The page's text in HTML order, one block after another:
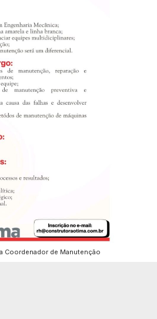
Coordenador de Manutenção